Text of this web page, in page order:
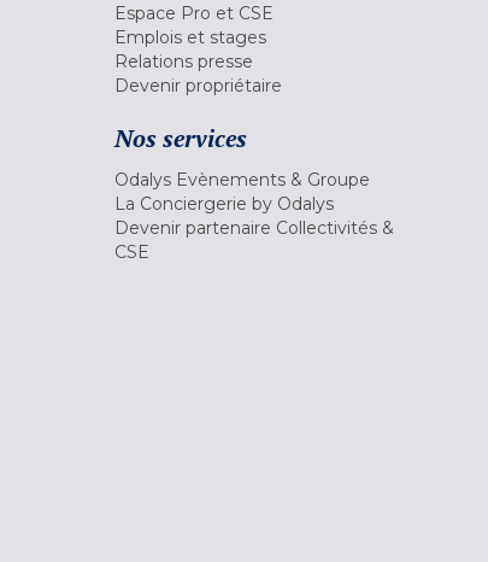
Espace Pro et CSE
Emplois et stages
Relations presse
Devenir propriétaire
Nos services
Odalys Evènements & Groupe
La Conciergerie by Odalys
Devenir partenaire Collectivités &
CSE